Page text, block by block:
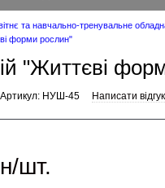
та навчально-тренувальне
форми рослин"
"Життєві
Артикул: НУШ-45 Написати відгук
шт.